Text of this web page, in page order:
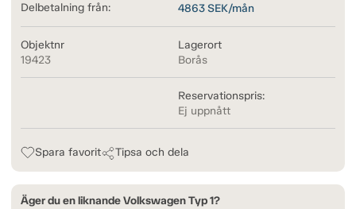
Delbetalning från: 4863SEK/mån
Objektnr
19423
Lagerort
Borås
Reservationspris:
Ej uppnått
Spara favorit Tipsa och dela
Äger du en liknande Volkswagen Typ 1?